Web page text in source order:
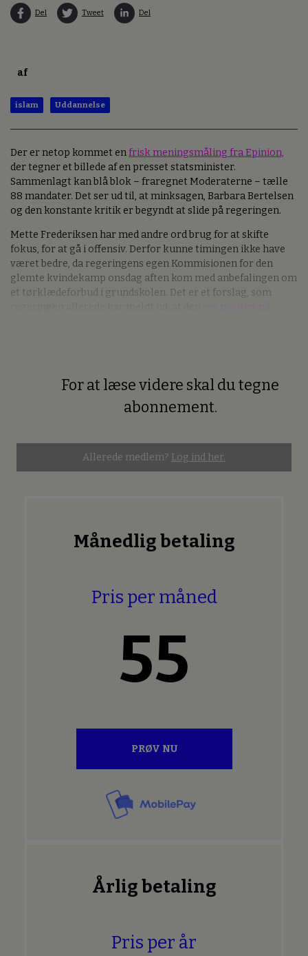
Del Tweet Del
af
islam Uddannelse
Der er netop kommet enfrisk meningsmåling fra Epinion,
der tegner et billede af en presset statsminister.
Sammenlagt kan blå blok – fraregnet Moderaterne – tælle
88 mandater. Det ser ud til, at minksagen, Barbara Bertelsen
og den konstante kritik er begyndt at slide på regeringen.
Mette Frederiksen har med andre ord brug for at skifte
fokus, for at gå i offensiv. Derfor kunne timingen ikke have
været bedre, da regeringens egen Kommisionen for den
glemte kvindekamp onsdag aften kom med anbefalingen om
et tørklædeforbud i grundskolen. Det er et forslag, som
For at læse videre skal du tegne
abonnement.
Allerede medlem? Log ind her.
Månedlig betaling
Pris per måned
55
PRØV NU
Årlig betaling
Pris per år